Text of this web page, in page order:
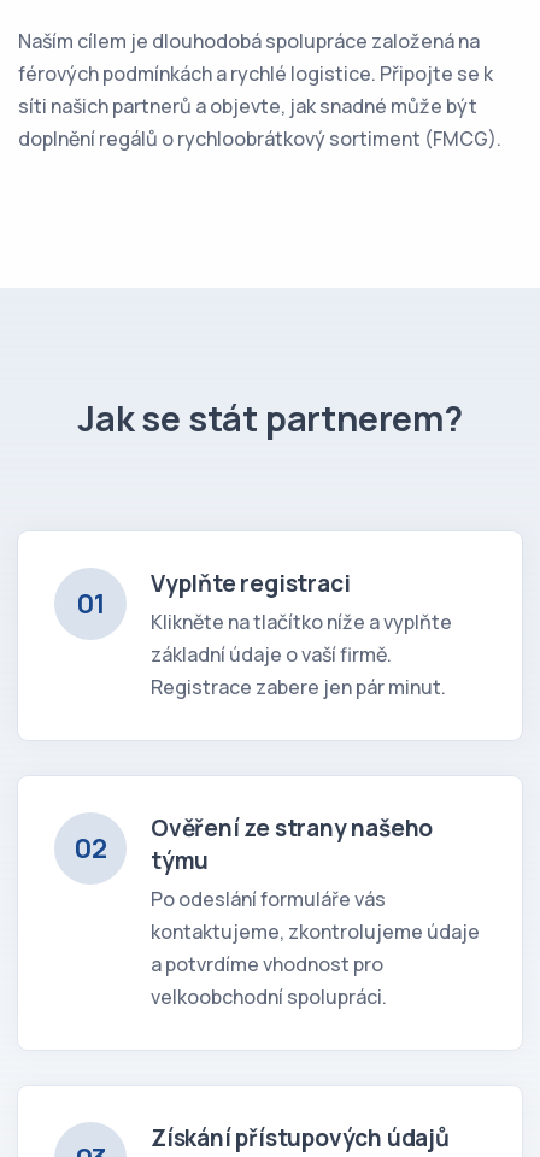
Naším cílem je dlouhodobá spolupráce založená na
férových podmínkách a rychlé logistice. Připojte se k
síti našich partnerů a objevte, jak snadné může být
doplnění regálů o rychloobrátkový sortiment (FMCG).
Jak se stát partnerem?
01
Vyplňte registraci
Klikněte na tlačítko níže a vyplňte
základní údaje o vaší firmě.
Registrace zabere jen pár minut.
02
Ověření ze strany našeho
týmu
Po odeslání formuláře vás
kontaktujeme, zkontrolujeme údaje
a potvrdíme vhodnost pro
velkoobchodní spolupráci.
Získání přístupových údajů